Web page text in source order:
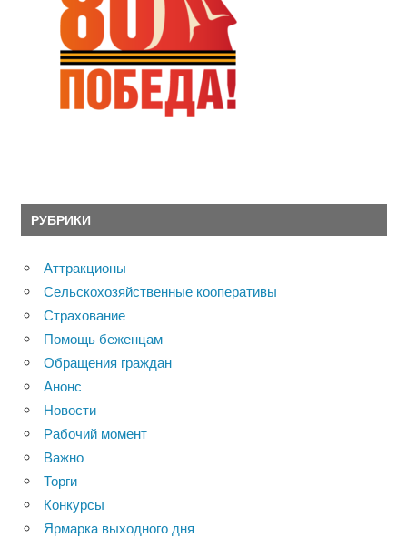
РУБРИКИ
Аттракционы
Сельскохозяйственные кооперативы
Страхование
Помощь беженцам
Обращения граждан
Анонс
Новости
Рабочий момент
Важно
Торги
Конкурсы
Ярмарка выходного дня